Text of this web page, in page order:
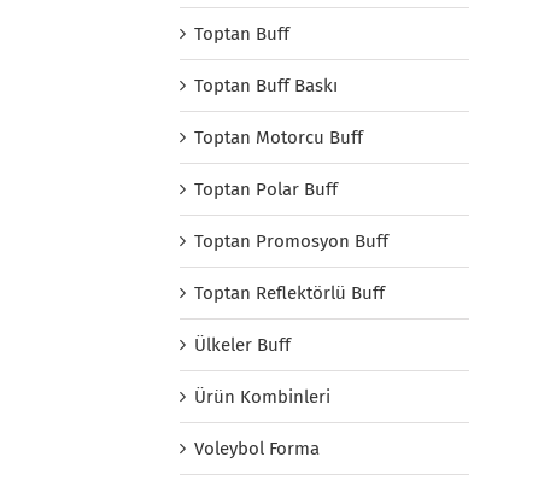
Toptan Buff
Toptan Buff Baskı
Toptan Motorcu Buff
Toptan Polar Buff
Toptan Promosyon Buff
Toptan Reflektörlü Buff
Ülkeler Buff
Ürün Kombinleri
Voleybol Forma